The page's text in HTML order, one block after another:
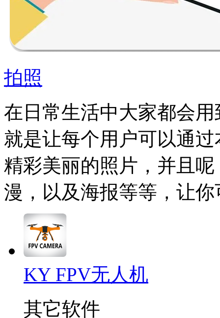
拍照
在日常生活中大家都会
就是让每个用户可以通
精彩美丽的照片，并且
漫，以及海报等等，让
KY FPV无人机
其它软件